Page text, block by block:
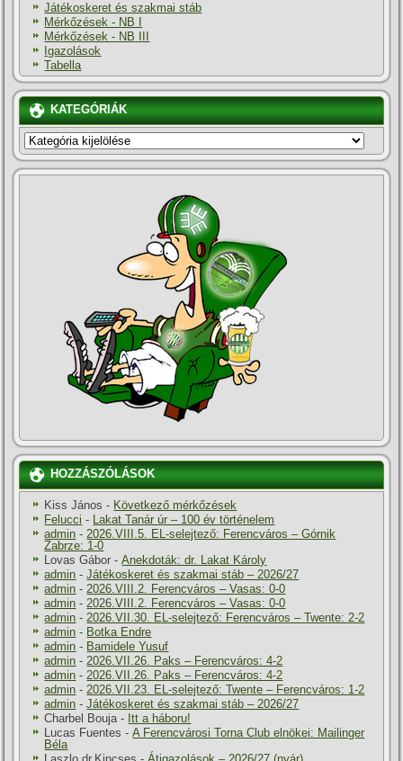
Játékoskeret és szakmai stáb
Mérkőzések - NB I
Mérkőzések - NB III
Igazolások
Tabella
KATEGÓRIÁK
KATEGÓRIÁK
HOZZÁSZÓLÁSOK
Kiss János - Következő mérkőzések
Felucci - Lakat Tanár úr – 100 év történelem
admin -2026.VIII.5. EL-selejtező: Ferencváros – Górnik
Zabrze: 1-0
Lovas Gábor -Anekdoták: dr. Lakat Károly
admin -Játékoskeret és szakmai stáb – 2026/27
admin -2026.VIII.2. Ferencváros – Vasas: 0-0
admin -2026.VIII.2. Ferencváros – Vasas: 0-0
admin -2026.VII.30. EL-selejtező: Ferencváros – Twente: 2-2
admin - Botka Endre
admin - Bamidele Yusuf
admin -2026.VII.26. Paks – Ferencváros: 4-2
admin -2026.VII.26. Paks – Ferencváros: 4-2
admin -2026.VII.23. EL-selejtező: Twente – Ferencváros: 1-2
admin -Játékoskeret és szakmai stáb – 2026/27
Charbel Bouja- Itt a háboru!
Lucas Fuentes -A Ferencvárosi Torna Club elnökei: Mailinger
Béla